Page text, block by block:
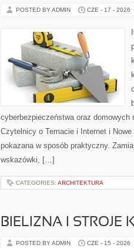
POSTED BY ADMIN CZE - 17 - 2026
cyberbezpieczeństwa oraz
Czytelnicy o Temacie i Internet i
pokazana w sposób praktyczny.
wskazówki, […]
CATEGORIES: ARCHITEKTURA
BIELIZNA I STROJE
POSTED BY ADMIN CZE - 15 - 2026